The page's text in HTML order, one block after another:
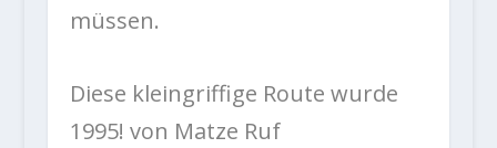
müssen.
Diese kleingriffige Route wurde
1995! von Matze Ruf